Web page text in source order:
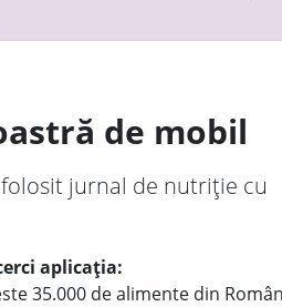
de mobil
jurnal de nutriție cu
aplicația:
35.000 de alimente din